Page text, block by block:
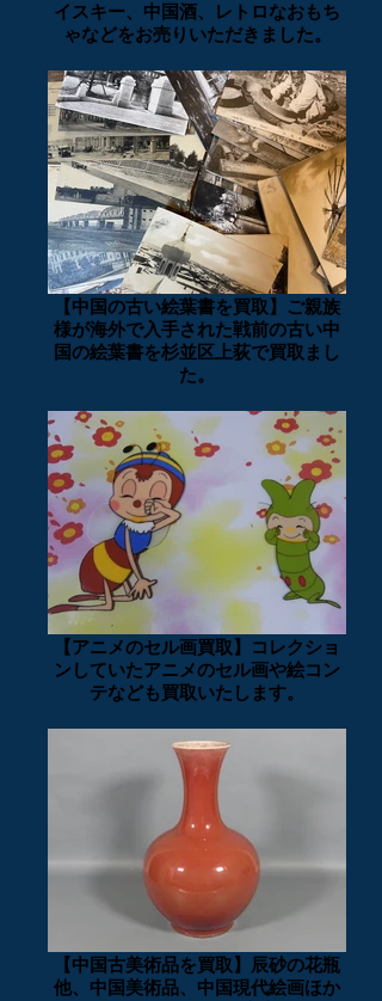
イスキー、中国酒、レトロなおもち
ゃなどをお売りいただきました。
【中国の古い絵葉書を買取】ご親族
様が海外で入手された戦前の古い中
国の絵葉書を杉並区上荻で買取まし
た。
【アニメのセル画買取】コレクショ
ンしていたアニメのセル画や絵コン
テなども買取いたします。
【中国古美術品を買取】辰砂の花瓶
他、中国美術品、中国現代絵画ほか